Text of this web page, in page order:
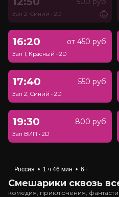
Зал 2, Синий • 2D
16:20 от 450 руб.
Зал 1, Красный • 2D
17:40 550 руб.
Зал 2, Синий • 2D
19:30 800 руб.
Зал ВИП • 2D
Россия • 1 ч 46 мин • 6+
Смешарики сквозь
комедия, приключения,